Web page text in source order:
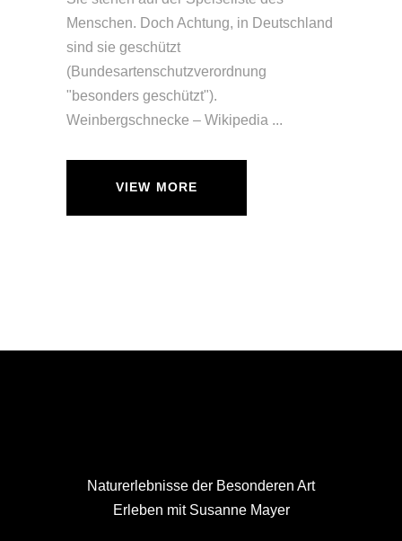
Menschen. Doch Achtung, in Deutschland
sind sie geschützt
(Bundesartenschutzverordnung
"besonders geschützt").
Weinbergschnecke – Wikipedia
VIEW MORE
Naturerlebnisse der Besonderen Art
Erleben mit Susanne Mayer